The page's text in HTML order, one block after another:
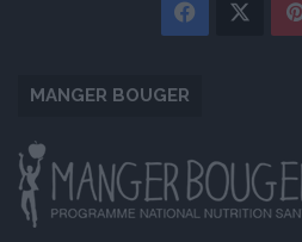
Facebook
MANGER BOUGER